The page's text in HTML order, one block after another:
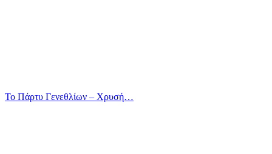
Το Πάρτυ Γενεθλίων – Χρυσή…